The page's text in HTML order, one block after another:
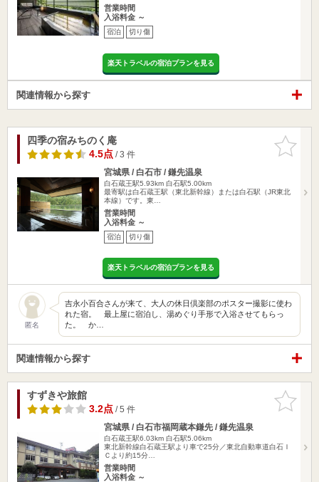
営業時間
入浴料金 ～
宿泊 切り傷
楽天トラベルの宿泊プランを見る
関連情報から探す
お気に入
りに追加
四季の宿みちのく庵
4.5点/ 3 件
宮城県 / 白石市 / 鎌先温泉
白石蔵王駅5.93km 白石駅5.00km
最寄駅は白石蔵王駅（東北新幹線）または白石駅（JR東北
本線）です。東…
営業時間
入浴料金 ～
宿泊 切り傷
楽天トラベルの宿泊プランを見る
匿名
吉永小百合さんが来て、大人の休日倶楽部のポスター撮影に使わ
れた宿。 最上屋に宿泊し、湯めぐり手形で入浴させてもらっ
た。 か…
関連情報から探す
お気に入
りに追加
すずきや旅館
3.2点/ 5 件
宮城県 / 白石市福岡蔵本鎌先 / 鎌先温泉
白石蔵王駅6.03km 白石駅5.06km
東北新幹線白石蔵王駅より車で25分／東北自動車道白石Ｉ
Ｃより約15分…
営業時間
入浴料金 ～